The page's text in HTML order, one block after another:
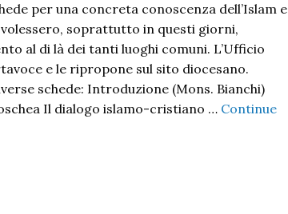
per una concreta conoscenza dell’Islam e
soprattutto in questi giorni,
al di là dei tanti luoghi comuni. L’Ufficio
e le ripropone sul sito diocesano.
schede: Introduzione (Mons. Bianchi)
Il dialogo islamo-cristiano … Continue